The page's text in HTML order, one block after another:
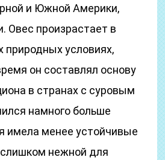
и Южной Америки,
Овес произрастает в
условиях,
он составлял основу
в странах с суровым
намного больше
имела менее устойчивые
нежной для